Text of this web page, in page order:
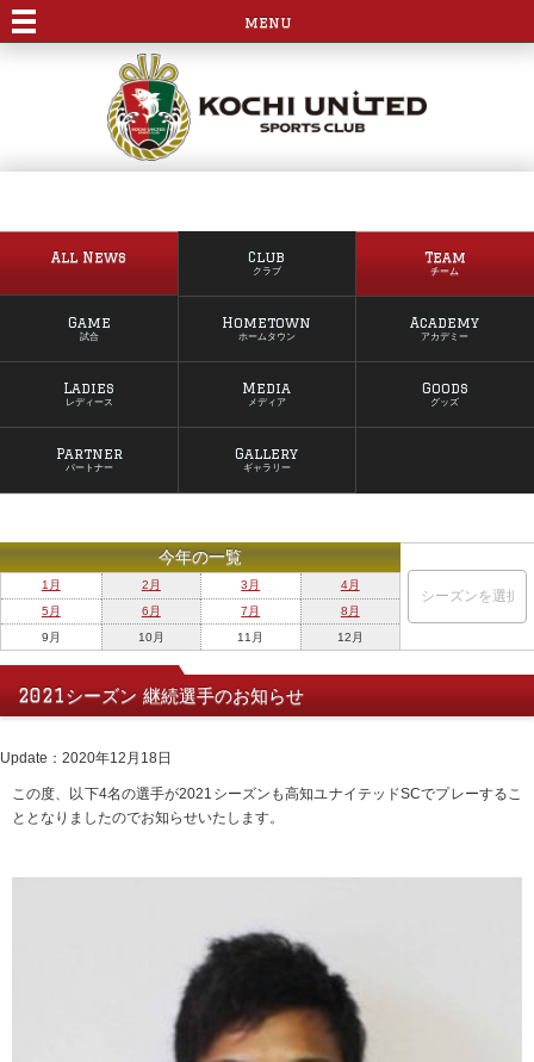
menu
All News Club
クラブ
Team
チーム
Game
試合
Hometown
ホームタウン
Academy
アカデミー
Ladies
レディース
Media
メディア
Goods
グッズ
Partner
パートナー
Gallery
ギャラリー
今年の一覧
1月 2月 3月
4月
5月
6月 7月
8月
9月
10月 11月 12月
2021シーズン 継続選手のお知らせ
Update：2020年12月18日
この度、以下4名の選手が2021シーズンも高知ユナイテッドSCでプレーするこ
ととなりましたのでお知らせいたします。